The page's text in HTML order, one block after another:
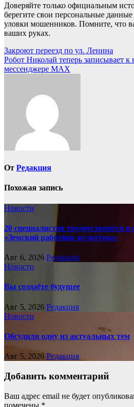
Доверяйте только официальным
берегите свои персональные
уловки мошенников. Помните, что
ваших руках.
Навигация
по
Закроют переезд по ул. Ленина
Робот Николай теперь записывает к
мессенджере МАХ
От Редакция
Похожая запись
Новости
20 специалистов трудоустроятся
«Земский работник культуры»
Авг 6, 2026 Редакция
Новости
Вы создаёте будущее
Авг 5, 2026 Редакция
Новости
Обсудили одну из актуальных тем
Авг 5, 2026 Редакция
Добавить комментарий
Ваш адрес email не будет
помечены *